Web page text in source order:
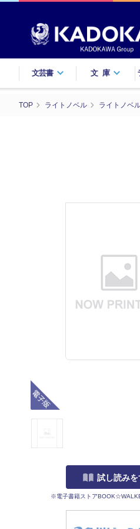
文芸書 文庫
TOP ライトノベル ライトノベ
試し読みを
※電子書籍ストア